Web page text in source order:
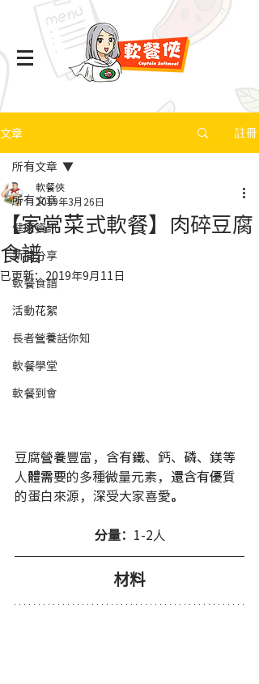
文章 註冊
所有文章
健康資訊
新聞分享
軟餐食譜
活動花絮
長者營養話你知
軟餐學堂
軟餐到會
所有文章
【家常菜式軟餐】肉碎豆腐
食譜
軟餐俠
2019年3月26日
已更新： 2019年9月11日
豆腐營養豐富，含有鐵、鈣、磷、鎂等
人體需要的多種微量元素，還含有優質
的蛋白來源，深受大家喜愛。
分量： 1-2人
材料